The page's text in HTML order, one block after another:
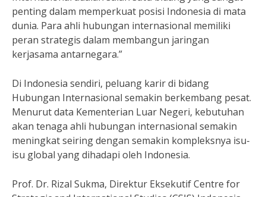
penting dalam memperkuat posisi Indonesia di mata
dunia. Para ahli hubungan internasional memiliki
peran strategis dalam membangun jaringan
kerjasama antarnegara.”
Di Indonesia sendiri, peluang karir di bidang
Hubungan Internasional semakin berkembang pesat.
Menurut data Kementerian Luar Negeri, kebutuhan
akan tenaga ahli hubungan internasional semakin
meningkat seiring dengan semakin kompleksnya isu-
isu global yang dihadapi oleh Indonesia.
Prof. Dr. Rizal Sukma, Direktur Eksekutif Centre for